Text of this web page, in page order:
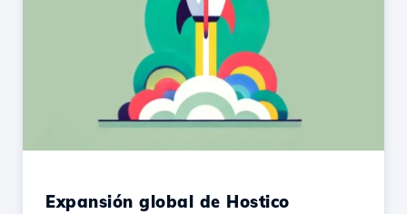
Expansión global de Hostico